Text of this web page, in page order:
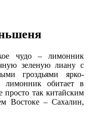
чудо – лимонник
зеленую лиану с
гроздьями ярко-
лимонник обитает в
так китайским
Востоке – Сахалин,